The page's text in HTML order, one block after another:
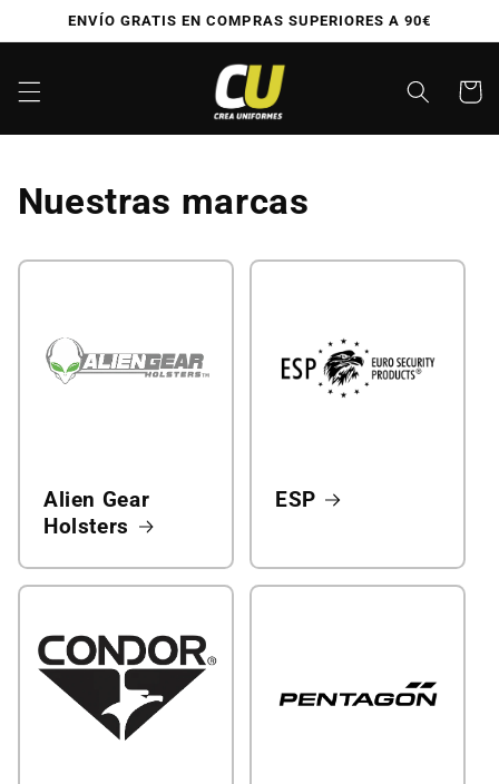
directamente
al contenido
ENVÍO GRATIS EN COMPRAS SUPERIORES A 90€
Carrito
Nuestras marcas
Alien Gear
Holsters
ESP